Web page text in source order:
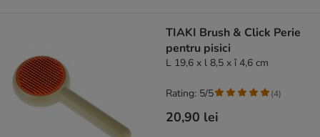
TIAKI Brush & Click Perie
pentru pisici
L 19,6 x l 8,5 x î 4,6 cm
20,90 lei
Rating: 5/5 (4)